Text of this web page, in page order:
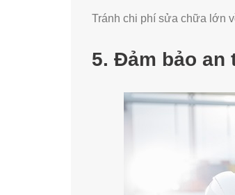
Tránh chi phí sửa chữa lớn
5. Đảm bảo an